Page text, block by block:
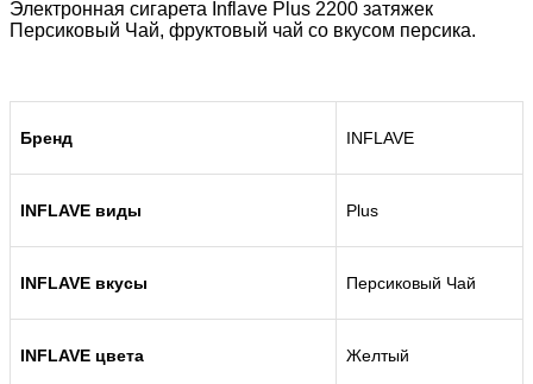
Электронная сигарета Inflave Plus 2200 затяжек
Персиковый Чай, фруктовый чай со вкусом персика.
Бренд INFLAVE
INFLAVE виды Plus
INFLAVE вкусы Персиковый Чай
INFLAVE цвета Желтый